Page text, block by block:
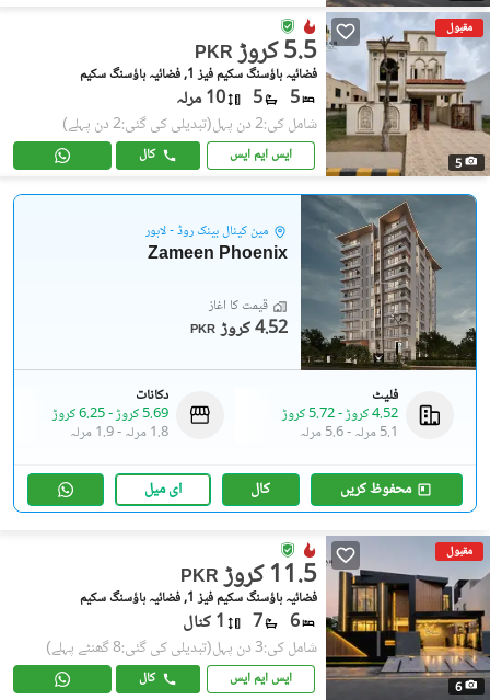
مقبول
5
PKR 5.5 کروڑ
فضائیہ ہاؤسنگ سکیم فیز 1, فضائیہ ہاؤسنگ سکیم
5
5 10 مرلہ
شامل کی:2 دن پہل (تبدیلی کی گئی:2 دن پہلے)
ایس ایم ایس کال
مین کینال بینک روڈ - لاہور
Zameen Phoenix
قیمت کا آغاز
PKR 4.52 کروڑ
فلیٹ
4.52 کروڑ
-5.72 کروڑ
5.1 مرلہ
-5.6 مرلہ
دکانات
5.69 کروڑ
-6.25 کروڑ
1.8 مرلہ
-1.9 مرلہ
محفوظ کریں کال ای میل
مقبول
6
PKR 11.5 کروڑ
فضائیہ ہاؤسنگ سکیم فیز 1, فضائیہ ہاؤسنگ سکیم
6
7 1 کنال
شامل کی:3 دن پہل (تبدیلی کی گئی:8 گھنٹے پہلے)
ایس ایم ایس کال